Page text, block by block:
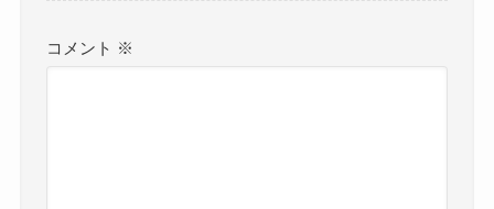
コメント ※